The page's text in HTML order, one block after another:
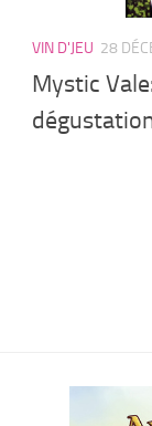
VIN D'JEU 28
Mystic